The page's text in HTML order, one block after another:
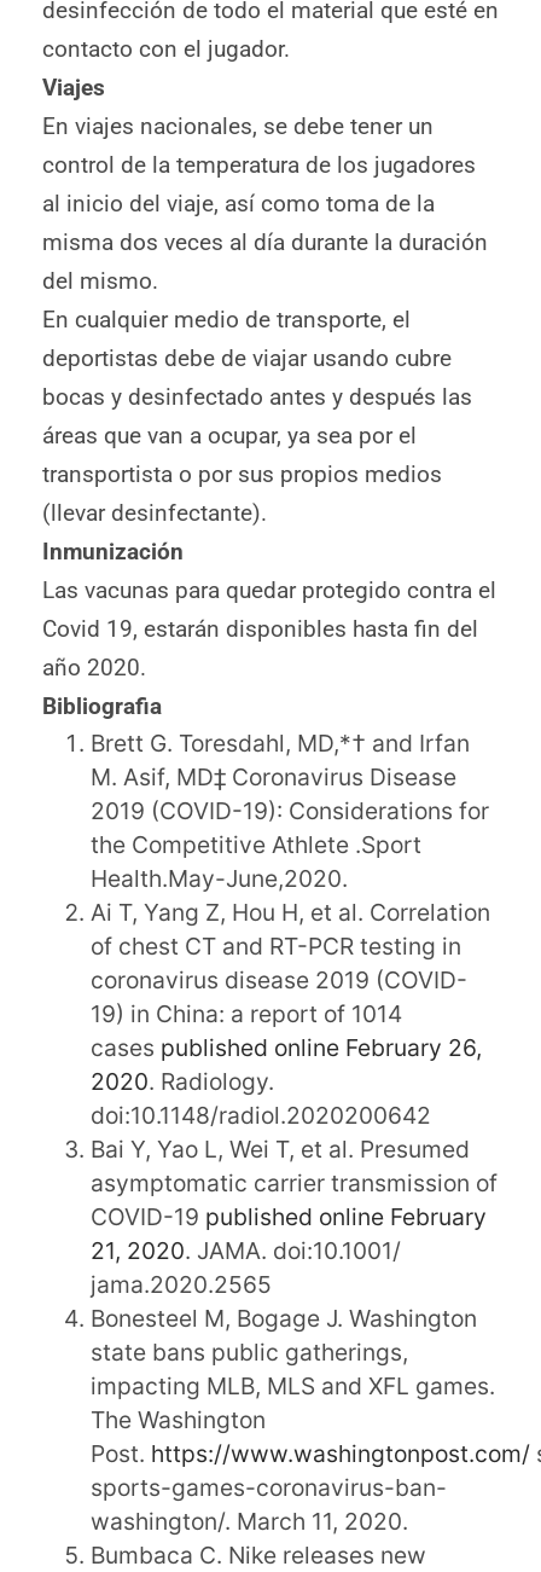
desinfección de todo el material que esté en
contacto con el jugador.
Viajes
En viajes nacionales, se debe tener un
control de la temperatura de los jugadores
al inicio del viaje, así como toma de la
misma dos veces al día durante la duración
del mismo.
En cualquier medio de transporte, el
deportistas debe de viajar usando cubre
bocas y desinfectado antes y después las
áreas que van a ocupar, ya sea por el
transportista o por sus propios medios
(llevar desinfectante).
Inmunización
Las vacunas para quedar protegido contra el
Covid 19, estarán disponibles hasta fin del
año 2020.
Bibliografia
Brett G. Toresdahl, MD,*† and Irfan
M. Asif, MD‡ Coronavirus Disease
2019 (COVID-19): Considerations for
the Competitive Athlete .Sport
Health.May-June,2020.
Ai T, Yang Z, Hou H, et al. Correlation
of chest CT and RT-PCR testing in
coronavirus disease 2019 (COVID-
19) in China: a report of 1014
cases published online February 26,
2020. Radiology.
doi:10.1148/radiol.2020200642
Bai Y, Yao L, Wei T, et al. Presumed
asymptomatic carrier transmission of
COVID-19 published online February
21, 2020. JAMA. doi:10.1001/
jama.2020.2565
Bonesteel M, Bogage J. Washington
state bans public gatherings,
impacting MLB, MLS and XFL games.
The Washington
Post. https://www.washingtonpost.com/
sports-games-coronavirus-ban-
washington/. March 11, 2020.
Bumbaca C. Nike releases new